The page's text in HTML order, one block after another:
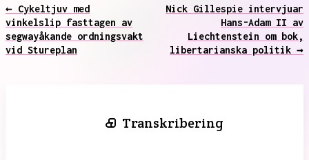
← Cykeltjuv med
vinkelslip fasttagen av
segwayåkande ordningsvakt
vid Stureplan
Nick Gillespie intervjuar
Hans-Adam II av
Liechtenstein om bok,
libertarianska politik →
Transkribering